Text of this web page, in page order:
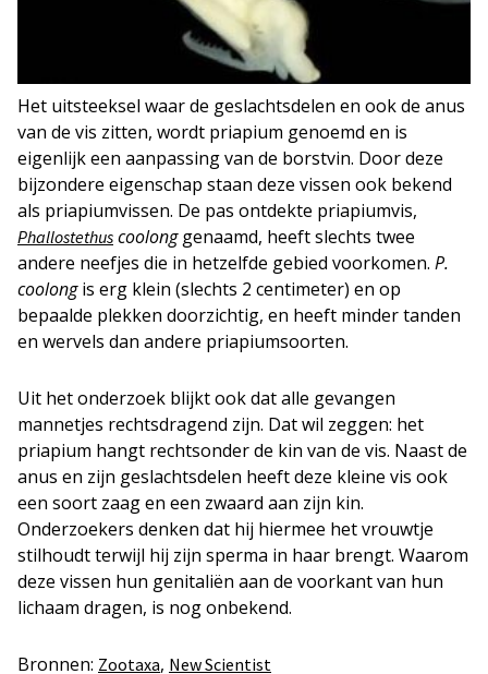
Het uitsteeksel waar de geslachtsdelen en ook de anus
van de vis zitten, wordt priapium genoemd en is
eigenlijk een aanpassing van de borstvin. Door deze
bijzondere eigenschap staan deze vissen ook bekend
als priapiumvissen. De pas ontdekte priapiumvis,
Phallostethus coolonggenaamd, heeft slechts twee
andere neefjes die in hetzelfde gebied voorkomen. P.
coolongis erg klein (slechts 2 centimeter) en op
bepaalde plekken doorzichtig, en heeft minder tanden
en wervels dan andere priapiumsoorten.
Uit het onderzoek blijkt ook dat alle gevangen
mannetjes rechtsdragend zijn. Dat wil zeggen: het
priapium hangt rechtsonder de kin van de vis. Naast de
anus en zijn geslachtsdelen heeft deze kleine vis ook
een soort zaag en een zwaard aan zijn kin.
Onderzoekers denken dat hij hiermee het vrouwtje
stilhoudt terwijl hij zijn sperma in haar brengt. Waarom
deze vissen hun genitaliën aan de voorkant van hun
lichaam dragen, is nog onbekend.
Bronnen: Zootaxa, New Scientist